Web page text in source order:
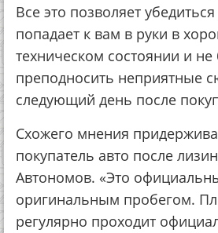
Все это позволяет
попадает к вам в руки в
техническом состоянии и не
преподносить неприятные
следующий день после
Схожего мнения
покупатель авто после
Автономов. «Это
оригинальным пробегом.
регулярно проходит